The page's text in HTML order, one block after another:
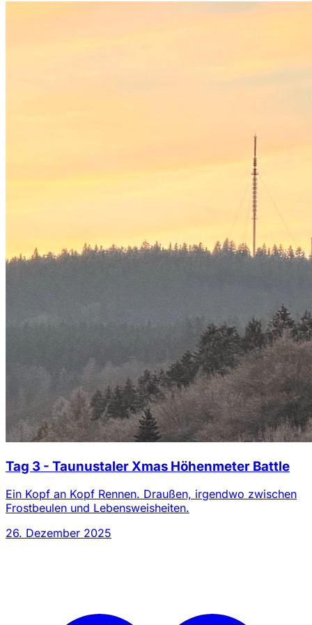
Tag 3 - Taunustaler Xmas Höhenmeter Battle
Ein Kopf an Kopf Rennen. Draußen, irgendwo zwischen
Frostbeulen und Lebensweisheiten.
26. Dezember 2025